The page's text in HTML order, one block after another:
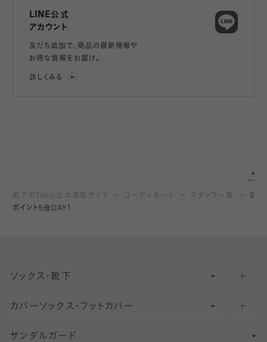
LINE公式
アカウント
友だち追加で、 商品の最新情報や
お得な情報をお届け。
詳しくみる
靴下のTabio公式通販サイト コーディネート スタッフ一覧
S
ポイント5倍DAY！
ソックス・靴下
五本指ソックス・靴下
足袋ソックス・靴下
カバーソックス・フットカバー
フットカバー・カバーソックス（深め）
サンダルガード